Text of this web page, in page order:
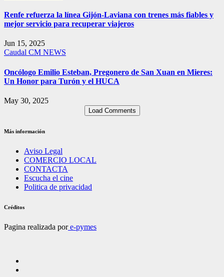
Renfe refuerza la línea Gijón-Laviana con trenes más fiables y
mejor servicio para recuperar viajeros
Jun 15, 2025
Caudal CM NEWS
Oncólogo Emilio Esteban, Pregonero de San Xuan en Mieres:
Un Honor para Turón y el HUCA
May 30, 2025
Load Comments
Más información
Aviso Legal
COMERCIO LOCAL
CONTACTA
Escucha el cine
Politica de privacidad
Créditos
Pagina realizada pore-pymes